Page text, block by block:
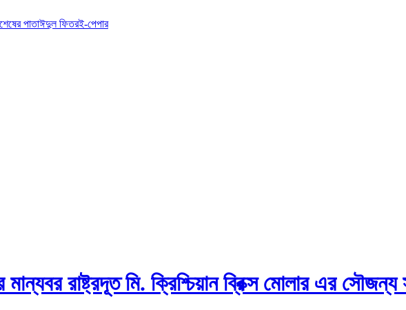
শেষের পাতাঈদুল ফিতরই-পেপার
মান্যবর রাষ্ট্রদূত মি. ক্রিশ্চিয়ান ব্রিক্স মোলার এর সৌজন্য